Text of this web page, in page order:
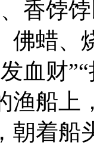
香饽
佛蜡、
血财
渔船
朝着